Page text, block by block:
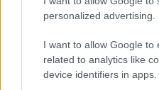
personalized advertising.
I want to allow Google to
related to analytics like
device identifiers in apps.
2. Επένδυσε σε
Αnti-Blue Light